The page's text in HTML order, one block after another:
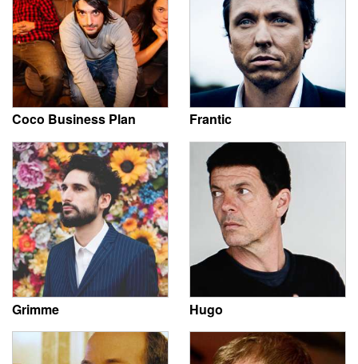
Coco Business Plan Frantic
Grimme Hugo